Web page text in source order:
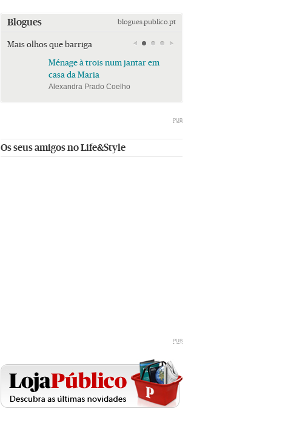
Blogues blogues.publico.pt
Mais olhos que barriga
Ménage à trois num jantar em
casa da Maria
Alexandra Prado Coelho
PUB
Os seus amigos no Life&Style
PUB